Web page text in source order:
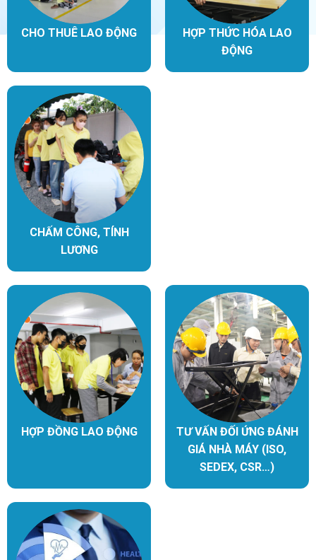
CHO THUÊ LAO ĐỘNG
HỢP THỨC HÓA LAO
ĐỘNG
CHẤM CÔNG, TÍNH
LƯƠNG
HỢP ĐỒNG LAO ĐỘNG
TƯ VẤN ĐỐI ỨNG ĐÁNH
GIÁ NHÀ MÁY (ISO,
SEDEX, CSR…)